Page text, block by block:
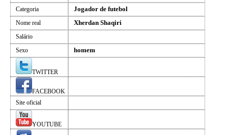
Categoria Jogador de futebol
Nome real Xherdan Shaqiri
Salário
Sexo
homem
TWITTER
FACEBOOK
Site oficial
YOUTUBE